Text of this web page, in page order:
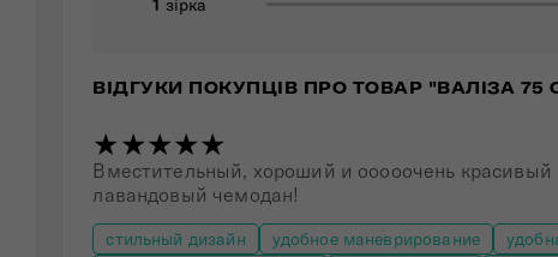
1 зірка
ВІДГУКИ ПОКУПЦІВ ПРО ТОВАР "ВАЛІЗА 75
★★★★★
Вместительный, хороший и ооооочень красивый
лавандовый чемодан!
стильный дизайн
удобное маневрирование